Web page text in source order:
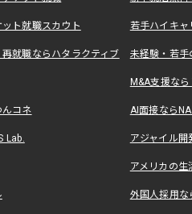
ト就職スカウト 若手ハイキ
就職ならハタラクティブ 未経験・若手
M&A支援な
コネ AI面接なら
Lab. アジャイル
アメリカの
外国人採用